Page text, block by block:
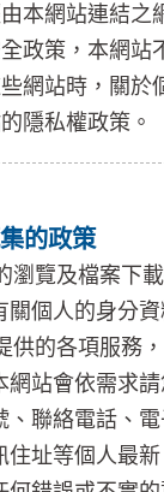
本網站連結之
政策，本網站
網站時，關於
隱私權政策。
的政策
瀏覽及檔案下
個人的身分資
供的各項服務
站會依需求請
、聯絡電話、電
住址等個人最